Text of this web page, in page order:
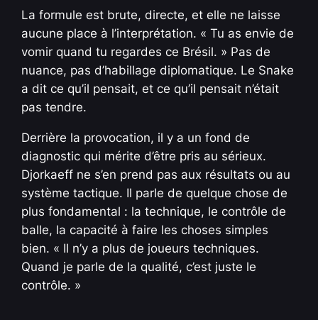
La formule est brute, directe, et elle ne laisse
aucune place à l’interprétation. « Tu as envie de
vomir quand tu regardes ce Brésil. » Pas de
nuance, pas d’habillage diplomatique. Le Snake
a dit ce qu’il pensait, et ce qu’il pensait n’était
pas tendre.
Derrière la provocation, il y a un fond de
diagnostic qui mérite d’être pris au sérieux.
Djorkaeff ne s’en prend pas aux résultats ou au
système tactique. Il parle de quelque chose de
plus fondamental : la technique, le contrôle de
balle, la capacité à faire les choses simples
bien. « Il n’y a plus de joueurs techniques.
Quand je parle de la qualité, c’est juste le
contrôle. »